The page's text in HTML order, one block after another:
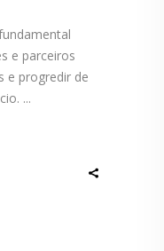
e parceiros
e progredir de